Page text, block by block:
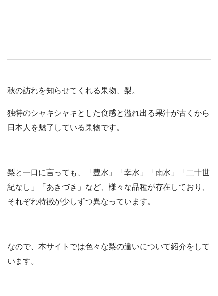
秋の訪れを知らせてくれる果物、梨。
独特のシャキシャキとした食感と溢れ出る果汁が古くから
日本人を魅了している果物です。
梨と一口に言っても、「豊水」「幸水」「南水」「二十世
紀なし」「あきづき」など、様々な品種が存在しており、
それぞれ特徴が少しずつ異なっています。
なので、本サイトでは色々な梨の違いについて紹介をして
います。